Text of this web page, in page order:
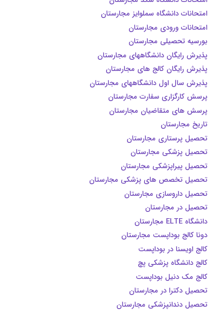
امتحانات دانشگاه سملوایز مجارستان
امتحانات ورودی مجارستان
بورسیه تحصیلی مجارستان
پذیرش رایگان دانشگاههای مجارستان
پذیرش رایگان کالج های مجارستان
پذیرش سال اول دانشگاههای مجارستان
پرسش کارگزاری سفارت مجارستان
پرسش های متقاضیان مجارستان
تاریخ مجارستان
تحصیل پرستاری مجارستان
تحصیل پزشکی مجارستان
تحصیل پیراپزشکی مجارستان
تحصیل تخصص های پزشکی مجارستان
تحصیل داروسازی مجارستان
تحصیل در مجارستان
دانشگاه ELTE مجارستان
دونا کالج بوداپست مجارستان
کالج اویسنا در بوداپست
کالج دانشگاه پزشکی پچ
کالج مک دنیل بوداپست
تحصیل دکترا در مجارستان
تحصیل دندانپزشکی مجارستان